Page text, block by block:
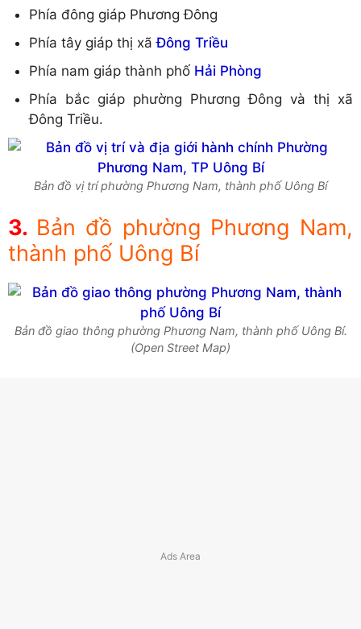
Phía đông giáp Phương Đông
Phía tây giáp thị xãĐông Triều
Phía nam giáp thành phố Hải Phòng
Phía bắc giáp phường Phương Đông và thị xã
Đông Triều.
Bản đồ vị trí phường Phương Nam, thành phố Uông Bí
Bản đồ phường Phương Nam,
thành phố Uông Bí
Bản đồ giao thông phường Phương Nam, thành phố Uông Bí.
(Open Street Map)